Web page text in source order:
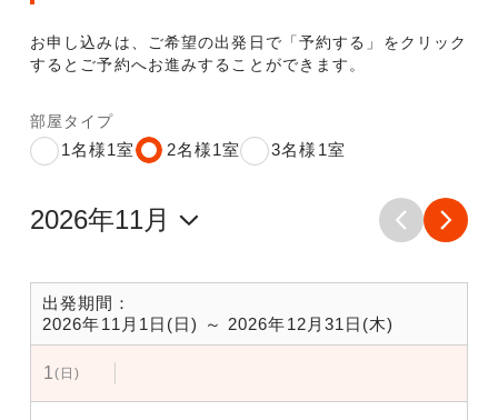
お申し込みは、ご希望の出発日で「予約する」をクリック
するとご予約へお進みすることができます。
部屋タイプ
1名様1室 2名様1室 3名様1室
出発期間：
2026年11月1日(日) ～ 2026年12月31日(木)
1(日)